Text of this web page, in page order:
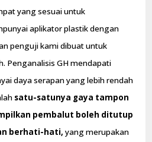
yang sesuai untuk
aplikator plastik dengan
penguji kami dibuat untuk
Penganalisis GH mendapati
daya serapan yang lebih rendah
satu-satunya gaya tampon
pembalut boleh ditutup
berhati-hati, yang merupakan